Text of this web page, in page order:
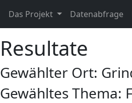
Das Projekt Datenabfrage
Resultate
Gewählter Ort:
Gewähltes Thema: